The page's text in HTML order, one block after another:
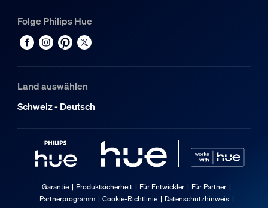
Folge Philips Hue
Land auswählen
Schweiz - Deutsch
Garantie Produktsicherheit Für Entwickler
Für Partner
Partnerprogramm
Cookie-Richtlinie
Datenschutzhinweis